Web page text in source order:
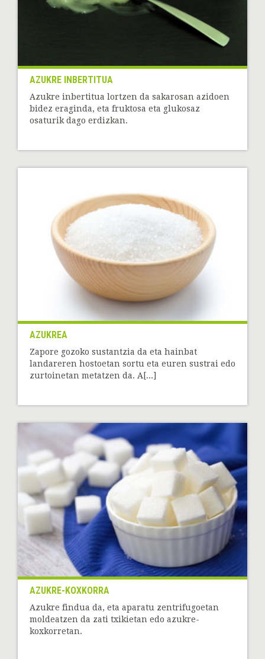
AZUKRE INBERTITUA
Azukre inbertitua lortzen da sakarosan azidoen
bidez eraginda, eta fruktosa eta glukosaz
osaturik dago erdizkan.
AZUKREA
Zapore gozoko sustantzia da eta hainbat
landareren hostoetan sortu eta euren sustrai edo
zurtoinetan metatzen da. A[...]
AZUKRE-KOXKORRA
Azukre findua da, eta aparatu zentrifugoetan
moldeatzen da zati txikietan edo azukre-
koxkorretan.